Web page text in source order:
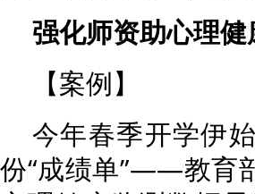
强化师资助心理健
【案例】
今年春季开学伊
份“成绩单”——教育